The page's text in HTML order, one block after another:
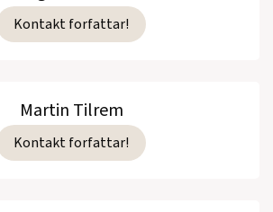
Kontakt forfattar!
Martin Tilrem
Kontakt forfattar!